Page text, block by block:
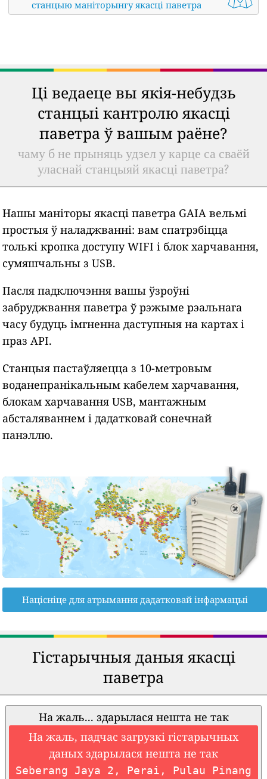
станцыю маніторынгу якасці паветра
Ці ведаеце вы якія-небудзь
станцыі кантролю якасці
паветра ў вашым раёне?
чаму б не прыняць удзел у карце са сваёй
уласнай станцыяй якасці паветра?
Нашы маніторы якасці паветра GAIA вельмі
простыя ў наладжванні: вам спатрэбіцца
толькі кропка доступу WIFI і блок харчавання,
сумяшчальны з USB.
Пасля падключэння вашы ўзроўні
забруджвання паветра ў рэжыме рэальнага
часу будуць імгненна даступныя на картах і
праз API.
Станцыя пастаўляецца з 10-метровым
воданепранікальным кабелем харчавання,
блокам харчавання USB, мантажным
абсталяваннем і дадатковай сонечнай
панэллю.
Націсніце для атрымання дадатковай інфармацыі
Гістарычныя даныя якасці
паветра
На жаль... здарылася нешта не так
На жаль, падчас загрузкі гістарычных
даных здарылася нешта не так
Seberang Jaya 2, Perai, Pulau Pinang